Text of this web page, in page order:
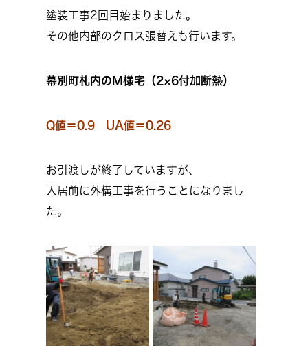
塗装工事2回目始まりました。
その他内部のクロス張替えも行います。
幕別町札内のM様宅（2×6付加断熱）
Q値＝0.9 UA値＝0.26
お引渡しが終了していますが、
入居前に外構工事を行うことになりまし
た。